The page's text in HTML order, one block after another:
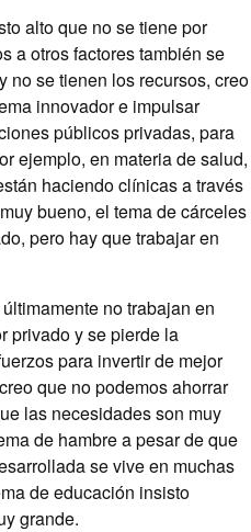
alto que no se tiene por
a otros factores también se
no se tienen los recursos, creo
innovador e impulsar
públicos privadas, para
ejemplo, en materia de salud,
haciendo clínicas a través
bueno, el tema de cárceles
pero hay que trabajar en
no trabajan en
privado y se pierde la
para invertir de mejor
que no podemos ahorrar
las necesidades son muy
de hambre a pesar de que
se vive en muchas
de educación insisto
grande.